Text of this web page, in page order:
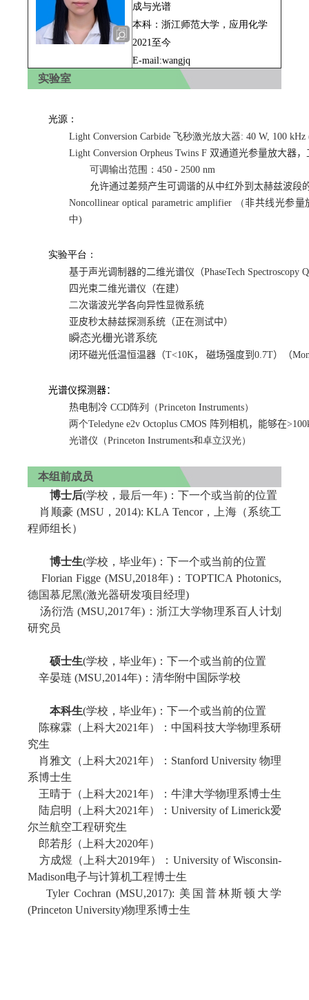
成与光谱
本科：浙江师范大学，应用化学
2021至今
E-mail:wangjq
实验室
光源：
Light Conversion Carbide 飞秒激光放大器: 40 W, 100 kHz
Light Conversion Orpheus Twins F 双通道光参量放大器
可调输出范围：450 - 2500 nm
允许通过差频产生可调谐的从中红外到太赫兹波段
Noncollinear optical parametric amplifier （非共线光参量
中)
实验平台：
基于声光调制器的二维光谱仪（PhaseTech Spectroscopy
四光束二维光谱仪（在建）
二 次谐波光学各向异性显微系统
亚皮秒太赫兹探测系统 （ 正在测试中）
瞬态光栅光谱系统
闭环磁光低温恒温器 （T<10K ， 磁场强度到 0 7T）（
光谱仪探测器：
热电制冷 CCD阵列（Princeton Instruments）
两个Teledyne e2v Octoplus CMOS 阵列相机，能够在>100
光谱仪（Princeton Instruments和卓立汉光）
本组前成员
博士后(学校，最后一年)：下一个或当前的位置
肖顺豪 (MSU，2014): KLA Tencor，上海（系统工
程师组长）
博士生(学校，毕业年)：下一个或当前的位置
Florian Figge (MSU,2018年)：TOPTICA Photonics,
德国慕尼黑(激光器研发项目经理)
汤衍浩 (MSU,2017年)：浙江大学物理系百人计划
研究员
硕士生(学校，毕业年)：下一个或当前的位置
辛晏琏 (MSU,2014年)：清华附中国际学校
本科生(学校，毕业年)：下一个或当前的位置
陈稼霖（上科大2021年）：中国科技大学物理系研
究生
肖雅文（上科大2021年）：Stanford University 物理
系博士生
王晴于（上科大2021年）：牛津大学物理系博士生
陆启明（上科大2021年）：University of Limerick爱
尔兰航空工程研究生
郎若彤（上科大2020年）
方成煜（上科大2019年）：University of Wisconsin-
Madison电子与计算机工程博士生
Tyler Cochran (MSU,2017): 美国普林斯顿大学
(Princeton University)物理系博士生